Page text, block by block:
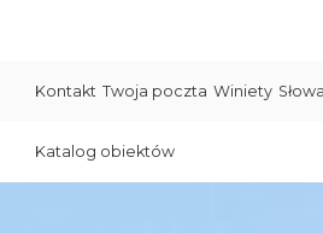
Kontakt Twoja poczta Winiety
Katalog obiektów